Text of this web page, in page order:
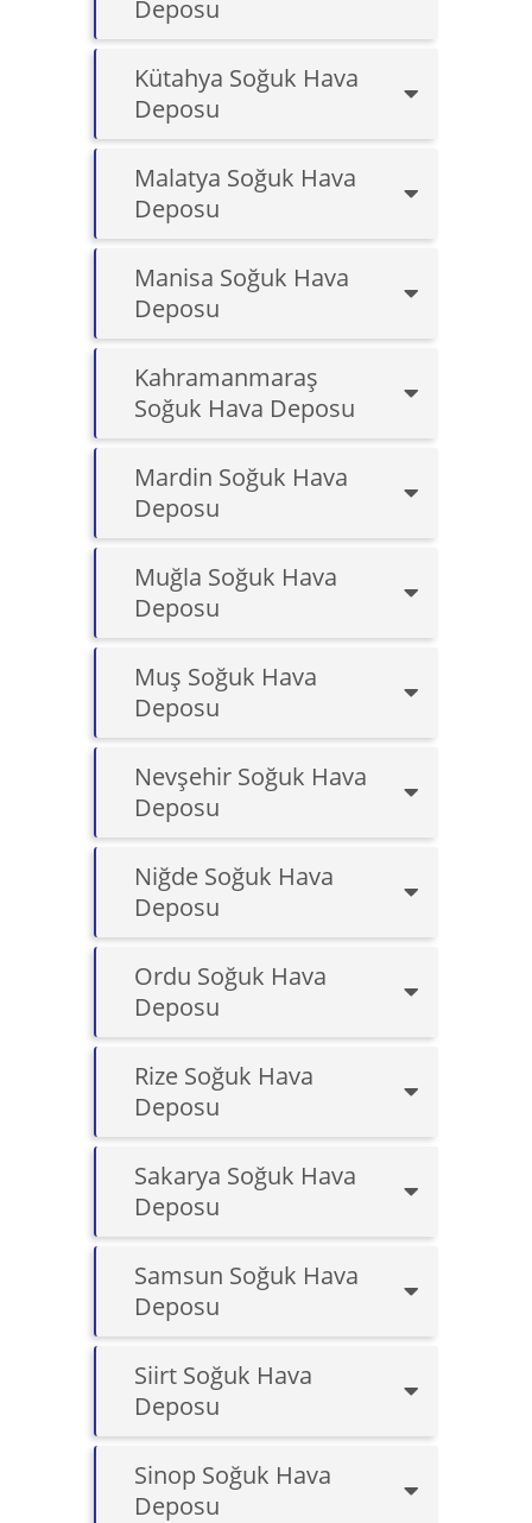
Deposu
Kütahya Soğuk Hava
Deposu
Malatya Soğuk Hava
Deposu
Manisa Soğuk Hava
Deposu
Kahramanmaraş
Soğuk Hava Deposu
Mardin Soğuk Hava
Deposu
Muğla Soğuk Hava
Deposu
Muş Soğuk Hava
Deposu
Nevşehir Soğuk Hava
Deposu
Niğde Soğuk Hava
Deposu
Ordu Soğuk Hava
Deposu
Rize Soğuk Hava
Deposu
Sakarya Soğuk Hava
Deposu
Samsun Soğuk Hava
Deposu
Siirt Soğuk Hava
Deposu
Sinop Soğuk Hava
Deposu